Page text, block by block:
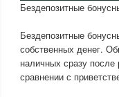
Бездепозитные
Бездепозитные
собственных денег.
наличных сразу после
сравнении с